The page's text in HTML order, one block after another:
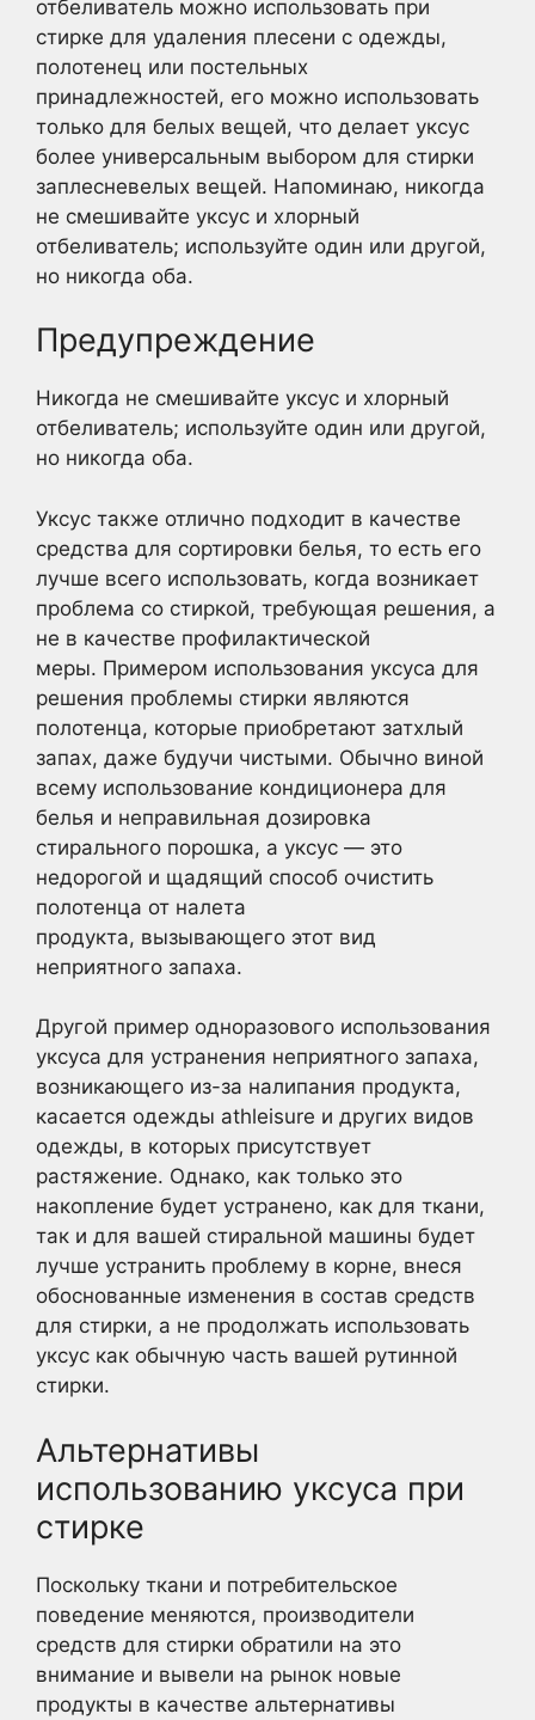
отбеливатель можно использовать при
стирке для удаления плесени с одежды,
полотенец или постельных
принадлежностей, его можно использовать
только для белых вещей, что делает уксус
более универсальным выбором для стирки
заплесневелых вещей. Напоминаю, никогда
не смешивайте уксус и хлорный
отбеливатель; используйте один или другой,
но никогда оба.
Предупреждение
Никогда не смешивайте уксус и хлорный
отбеливатель; используйте один или другой,
но никогда оба.
Уксус также отлично подходит в качестве
средства для сортировки белья, то есть его
лучше всего использовать, когда возникает
проблема со стиркой, требующая решения, а
не в качестве профилактической
меры. Примером использования уксуса для
решения проблемы стирки являются
полотенца, которые приобретают затхлый
запах, даже будучи чистыми. Обычно виной
всему использование кондиционера для
белья и неправильная дозировка
стирального порошка, а уксус — это
недорогой и щадящий способ очистить
полотенца от налета
продукта, вызывающего этот вид
неприятного запаха.
Другой пример одноразового использования
уксуса для устранения неприятного запаха,
возникающего из-за налипания продукта,
касается одежды athleisure и других видов
одежды, в которых присутствует
растяжение. Однако, как только это
накопление будет устранено, как для ткани,
так и для вашей стиральной машины будет
лучше устранить проблему в корне, внеся
обоснованные изменения в состав средств
для стирки, а не продолжать использовать
уксус как обычную часть вашей рутинной
стирки.
Альтернативы
использованию уксуса при
стирке
Поскольку ткани и потребительское
поведение меняются, производители
средств для стирки обратили на это
внимание и вывели на рынок новые
продукты в качестве альтернативы